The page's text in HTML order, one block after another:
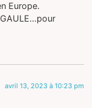
Europe.
avril 13, 2023 à 10:23 pm